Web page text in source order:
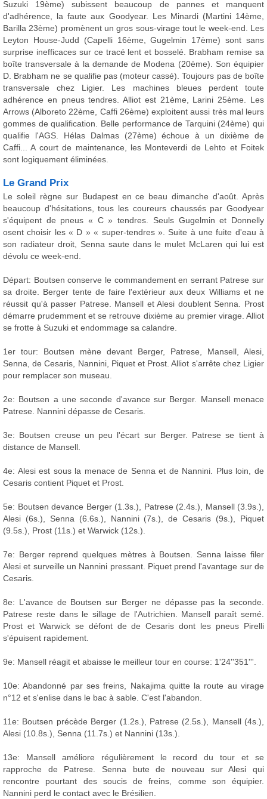
Suzuki 19ème) subissent beaucoup de pannes et manquent
d'adhérence, la faute aux Goodyear. Les Minardi (Martini 14ème,
Barilla 23ème) promènent un gros sous-virage tout le week-end. Les
Leyton House-Judd (Capelli 16ème, Gugelmin 17ème) sont sans
surprise inefficaces sur ce tracé lent et bosselé. Brabham remise sa
boîte transversale à la demande de Modena (20ème). Son équipier
D. Brabham ne se qualifie pas (moteur cassé). Toujours pas de boîte
transversale chez Ligier. Les machines bleues perdent toute
adhérence en pneus tendres. Alliot est 21ème, Larini 25ème. Les
Arrows (Alboreto 22ème, Caffi 26ème) exploitent aussi très mal leurs
gommes de qualification. Belle performance de Tarquini (24ème) qui
qualifie l'AGS. Hélas Dalmas (27ème) échoue à un dixième de
Caffi... A court de maintenance, les Monteverdi de Lehto et Foitek
sont logiquement éliminées.
Le Grand Prix
Le soleil règne sur Budapest en ce beau dimanche d'août. Après
beaucoup d'hésitations, tous les coureurs chaussés par Goodyear
s'équipent de pneus « C » tendres. Seuls Gugelmin et Donnelly
osent choisir les « D » « super-tendres ». Suite à une fuite d'eau à
son radiateur droit, Senna saute dans le mulet McLaren qui lui est
dévolu ce week-end.
Départ: Boutsen conserve le commandement en serrant Patrese sur
sa droite. Berger tente de faire l'extérieur aux deux Williams et ne
réussit qu'à passer Patrese. Mansell et Alesi doublent Senna. Prost
démarre prudemment et se retrouve dixième au premier virage. Alliot
se frotte à Suzuki et endommage sa calandre.
1er tour: Boutsen mène devant Berger, Patrese, Mansell, Alesi,
Senna, de Cesaris, Nannini, Piquet et Prost. Alliot s'arrête chez Ligier
pour remplacer son museau.
2e: Boutsen a une seconde d'avance sur Berger. Mansell menace
Patrese. Nannini dépasse de Cesaris.
3e: Boutsen creuse un peu l'écart sur Berger. Patrese se tient à
distance de Mansell.
4e: Alesi est sous la menace de Senna et de Nannini. Plus loin, de
Cesaris contient Piquet et Prost.
5e: Boutsen devance Berger (1.3s.), Patrese (2.4s.), Mansell (3.9s.),
Alesi (6s.), Senna (6.6s.), Nannini (7s.), de Cesaris (9s.), Piquet
(9.5s.), Prost (11s.) et Warwick (12s.).
7e: Berger reprend quelques mètres à Boutsen. Senna laisse filer
Alesi et surveille un Nannini pressant. Piquet prend l'avantage sur de
Cesaris.
8e: L'avance de Boutsen sur Berger ne dépasse pas la seconde.
Patrese reste dans le sillage de l'Autrichien. Mansell paraît semé.
Prost et Warwick se défont de de Cesaris dont les pneus Pirelli
s'épuisent rapidement.
9e: Mansell réagit et abaisse le meilleur tour en course: 1'24''351'''.
10e: Abandonné par ses freins, Nakajima quitte la route au virage
n°12 et s'enlise dans le bac à sable. C'est l'abandon.
11e: Boutsen précède Berger (1.2s.), Patrese (2.5s.), Mansell (4s.),
Alesi (10.8s.), Senna (11.7s.) et Nannini (13s.).
13e: Mansell améliore régulièrement le record du tour et se
rapproche de Patrese. Senna bute de nouveau sur Alesi qui
rencontre pourtant des soucis de freins, comme son équipier.
Nannini perd le contact avec le Brésilien.